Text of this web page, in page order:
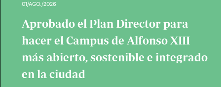
01/AGO./2026
Aprobado el Plan Director para
hacer el Campus de Alfonso XIII
más abierto, sostenible e integrado
en la ciudad